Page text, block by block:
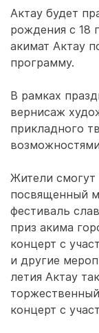
Актау будет
рождения с 18
акимат Актау
программу.
В рамках
вернисаж
прикладного
Жители смогут
посвященный
фестиваль
приз акима
концерт с
и другие
летия Актау
концерт с